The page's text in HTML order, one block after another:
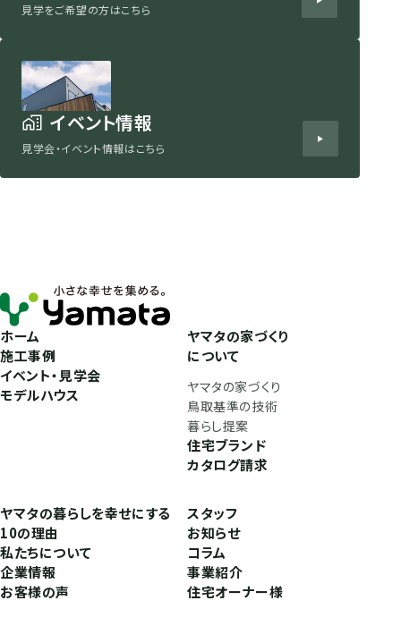
見学をご希望の方はこちら
イベント情報
見学会・イベント情報はこちら
ホーム
施工事例
イベント・見学会
モデルハウス
ヤマタの家づくり
について
ヤマタの家づくり
鳥取基準の技術
暮らし提案
住宅ブランド
カタログ請求
ヤマタの暮らしを幸せにする
10の理由
私たちについて
企業情報
お客様の声
スタッフ
お知らせ
コラム
事業紹介
住宅オーナー様